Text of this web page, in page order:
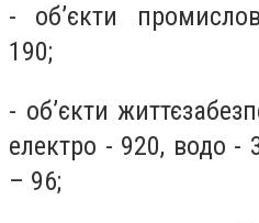
- об’єкти
190;
- об’єкти
електро - 920, водо -
– 96;